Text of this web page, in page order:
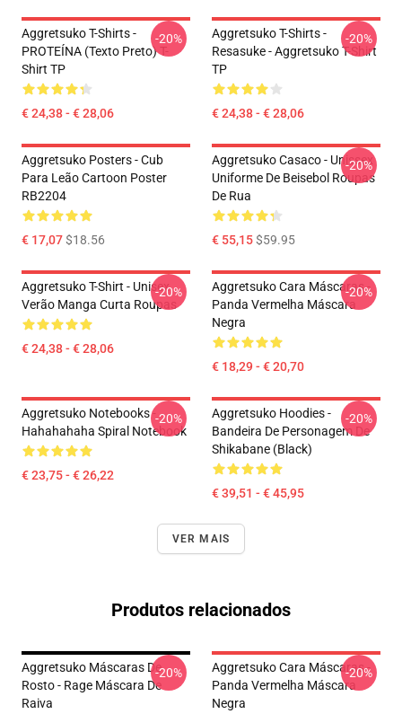
Aggretsuko T-Shirts -
PROTEÍNA (texto Preto) T-
Shirt TP
€ 24,38 - € 28,06
-20%
Aggretsuko T-Shirts -
Resasuke - Aggretsuko T-Shirt
TP
€ 24,38 - € 28,06
-20%
Aggretsuko Posters - Cub
Para Leão Cartoon Poster
RB2204
€ 17,07$18.56
Aggretsuko Casaco - Unissex
Uniforme De Beisebol Roupas
De Rua
€ 55,15$59.95
-20%
Aggretsuko T-Shirt - Unisex
Verão Manga Curta Roupas
€ 24,38 - € 28,06
-20%
Aggretsuko Cara Máscaras -
Panda Vermelha Máscara
Negra
€ 18,29 - € 20,70
-20%
Aggretsuko Notebooks -
Hahahahaha Spiral Notebook
€ 23,75 - € 26,22
-20%
Aggretsuko Hoodies -
Bandeira De Personagem De
Shikabane (Black)
€ 39,51 - € 45,95
-20%
VER MAIS
Produtos relacionados
Aggretsuko Máscaras De
Rosto - Rage Máscara De
Raiva
-20%
Aggretsuko Cara Máscaras -
Panda Vermelha Máscara
Negra
-20%